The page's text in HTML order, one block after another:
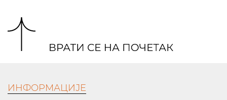
ИНФОРМАЦИЈЕ